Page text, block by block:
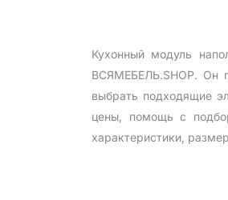
Кухонный модуль
ВСЯМЕБЕЛЬ.SHOP. Он
выбрать подходящие
цены, помощь с
характеристики,